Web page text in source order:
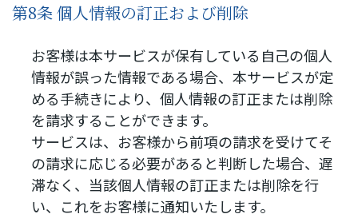
第8条 個人情報の訂正および削除
お客様は本サービスが保有している自己の個人
情報が誤った情報である場合、本サービスが定
める手続きにより、個人情報の訂正または削除
を請求することができます。
サービスは、お客様から前項の請求を受けてそ
の請求に応じる必要があると判断した場合、遅
滞なく、当該個人情報の訂正または削除を行
い、これをお客様に通知いたします。